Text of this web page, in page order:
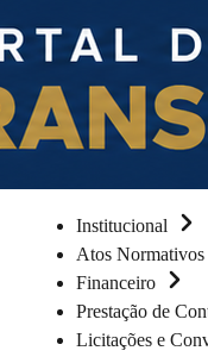
Institucional
Atos Normativos
Financeiro
Prestação de
Licitações e